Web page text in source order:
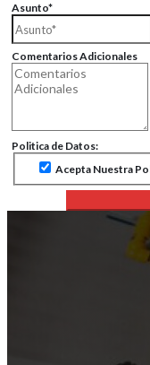
Asunto*
Comentarios Adicionales
Politica de Datos:
Acepta Nuestra